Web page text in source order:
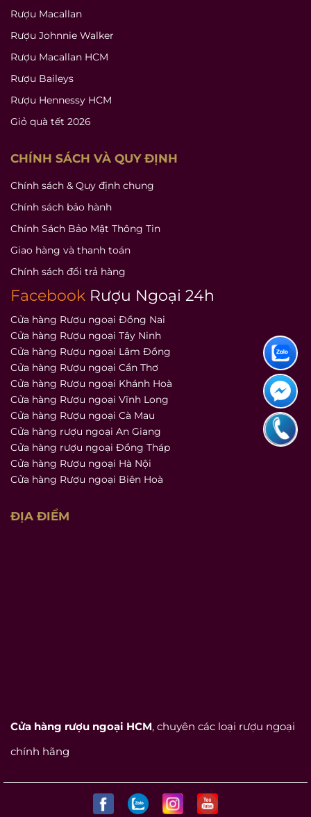
Rượu Macallan
Rượu Johnnie Walker
Rượu Macallan HCM
Rượu Baileys
Rượu Hennessy HCM
Giỏ quà tết 2026
CHÍNH SÁCH VÀ QUY ĐỊNH
Chính sách & Quy định chung
Chính sách bảo hành
Chính Sách Bảo Mật Thông Tin
Giao hàng và thanh toán
Chính sách đổi trả hàng
Facebook Rượu Ngoại 24h
Cửa hàng Rượu ngoại Đồng Nai
Cửa hàng Rượu ngoại Tây Ninh
Cửa hàng Rượu ngoại Lâm Đồng
Cửa hàng Rượu ngoại Cần Thơ
Cửa hàng Rượu ngoại Khánh Hoà
Cửa hàng Rượu ngoại Vĩnh Long
Cửa hàng Rượu ngoại Cà Mau
Cửa hàng rượu ngoại An Giang
Cửa hàng rượu ngoại Đồng Tháp
Cửa hàng Rượu ngoại Hà Nội
Cửa hàng Rượu ngoại Biên Hoà
ĐỊA ĐIỂM
Cửa hàng rượu ngoại HCM, chuyên các loại rượu ngoại
chính hãng